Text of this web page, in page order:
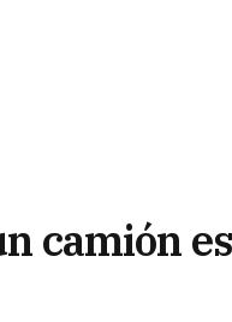
camión